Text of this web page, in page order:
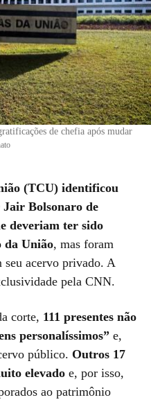
de chefia após mudar
(TCU) identificou
Jair Bolsonaro de
deveriam ter sido
da União, mas foram
seu acervo privado. A
pela CNN.
corte, 111 presentes não
personalíssimos” e,
público. Outros 17
elevado e, por isso,
ao patrimônio